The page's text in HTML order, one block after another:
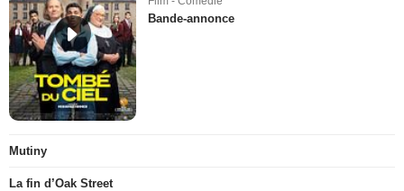
Bande-annonce
Mutiny
La fin d’Oak Street